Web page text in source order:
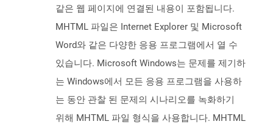
같은 웹 페이지에 연결된 내용이 포함됩니다.
MHTML 파일은 Internet Explorer 및 Microsoft
Word와 같은 다양한 응용 프로그램에서 열 수
있습니다. Microsoft Windows는 문제를 제기하
는 Windows에서 모든 응용 프로그램을 사용하
는 동안 관찰 된 문제의 시나리오를 녹화하기
위해 MHTML 파일 형식을 사용합니다. MHTML